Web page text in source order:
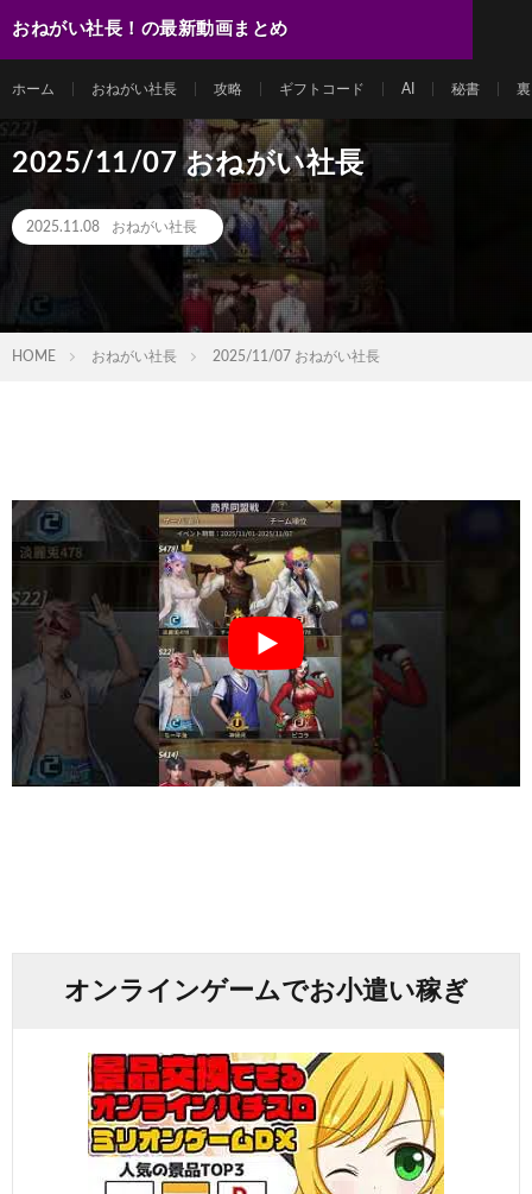
おねがい社長！の最新動画まとめ
ホーム おねがい社長 攻略 ギフトコード AI 秘書
2025/11/07 おねがい社長
2025.11.08 おねがい社長
HOME おねがい社長 2025/11/07 おねがい社長
オンラインゲームでお小遣い稼ぎ